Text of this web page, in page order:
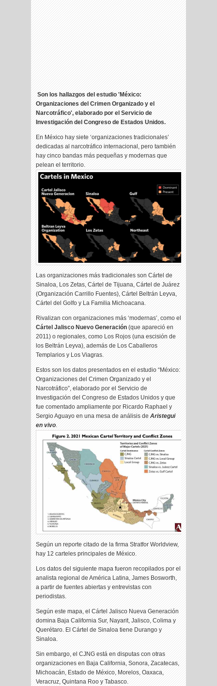
Son los hallazgos del estudio 'México:
Organizaciones del Crimen Organizado y el
Narcotráfico', elaborado por el Servicio de
Investigación del Congreso de Estados Unidos.
En México hay siete ‘organizaciones tradicionales’
dedicadas al narcotráfico internacional, pero también
hay cinco bandas más pequeñas y modernas que
pelean el territorio.
Las organizaciones más tradicionales son Cártel de
Sinaloa, Los Zetas, Cártel de Tijuana, Cártel de Juárez
(Organización Carrillo Fuentes), Cártel Beltrán Leyva,
Cártel del Golfo y La Familia Michoacana.
Rivalizan con organizaciones más ‘modernas’, como el
Cártel Jalisco Nuevo Generación(que apareció en
2011) o regionales, como Los Rojos (una escisión de
los Beltrán Leyva), además de Los Caballeros
Templarios y Los Viagras.
Estos son los datos presentados en el estudio “México:
Organizaciones del Crimen Organizado y el
Narcotráfico”, elaborado por el Servicio de
Investigación del Congreso de Estados Unidos y que
fue comentado ampliamente por Ricardo Raphael y
Sergio Aguayo en una mesa de análisis deAristegui
en vivo.
Según un reporte citado de la firma Stratfor Worldview,
hay 12 carteles principales de México.
Los datos del siguiente mapa fueron recopilados por el
analista regional de América Latina, James Bosworth,
a partir de fuentes abiertas y entrevistas con
periodistas.
Según este mapa, el Cártel Jalisco Nueva Generación
domina Baja California Sur, Nayarit, Jalisco, Colima y
Querétaro. El Cártel de Sinaloa tiene Durango y
Sinaloa.
Sin embargo, el CJNG está en disputas con otras
organizaciones en Baja California, Sonora, Zacatecas,
Michoacán, Estado de México, Morelos, Oaxaca,
Veracruz, Quintana Roo y Tabasco.